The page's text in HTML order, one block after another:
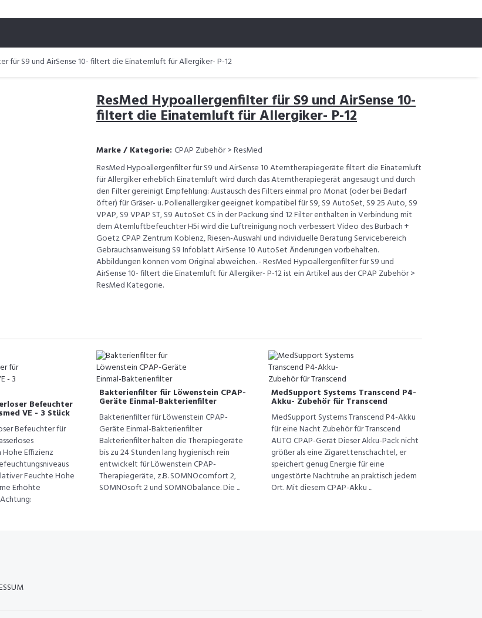
für S9 und AirSense 10- filtert die Einatemluft für Allergiker- P-12
ResMed Hypoallergenfilter für S9 und AirSense 10-
filtert die Einatemluft für Allergiker- P-12
Marke / Kategorie: CPAP Zubehör > ResMed
ResMed Hypoallergenfilter für S9 und AirSense 10 Atemtherapiegeräte filtert die Einatemluft
für Allergiker erheblich Einatemluft wird durch das Atemtherapiegerät angesaugt und durch
den Filter gereinigt Empfehlung: Austausch des Filters einmal pro Monat (oder bei Bedarf
öfter) für Gräser- u. Pollenallergiker geeignet kompatibel für S9, S9 AutoSet, S9 25 Auto, S9
VPAP, S9 VPAP ST, S9 AutoSet CS in der Packung sind 12 Filter enthalten in Verbindung mit
dem Atemluftbefeuchter H5i wird die Luftreinigung noch verbessert Video des Burbach +
Goetz CPAP Zentrum Koblenz, Riesen-Auswahl und individuelle Beratung Servicebereich
Gebrauchsanweisung S9 Infoblatt AirSense 10 AutoSet Änderungen vorbehalten.
Abbildungen können vom Original abweichen. - ResMed Hypoallergenfilter für S9 und
AirSense 10- filtert die Einatemluft für Allergiker- P-12 ist ein Artikel aus der CPAP Zubehör >
ResMed Kategorie.
Befeuchter
VE - 3 Stück
Befeuchter für
Effizienz
Feuchte Hohe
Erhöhte
Bakterienfilter für Löwenstein CPAP-
Geräte Einmal-Bakterienfilter
Bakterienfilter für Löwenstein CPAP-
Geräte Einmal-Bakterienfilter
Bakterienfilter halten die Therapiegeräte
bis zu 24 Stunden lang hygienisch rein
entwickelt für Löwenstein CPAP-
Therapiegeräte, z.B. SOMNOcomfort 2,
SOMNOsoft 2 und SOMNObalance. Die ...
MedSupport Systems Transcend P4-
Akku- Zubehör für Transcend
MedSupport Systems Transcend P4-Akku
für eine Nacht Zubehör für Transcend
AUTO CPAP-Gerät Dieser Akku-Pack nicht
größer als eine Zigarettenschachtel, er
speichert genug Energie für eine
ungestörte Nachtruhe an praktisch jedem
Ort. Mit diesem CPAP-Akku ...